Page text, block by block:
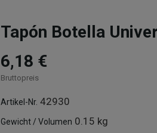
Tapón Botella
6,18 €
Bruttopreis
Artikel-Nr. 42930
Gewicht / Volumen 0.15 kg